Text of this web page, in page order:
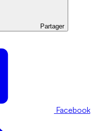
Partager
Facebook